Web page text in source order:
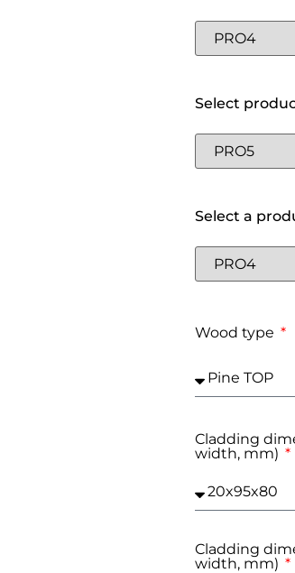
Select
Select a
Wood type
Cladding
width, mm)
Cladding
width, mm)